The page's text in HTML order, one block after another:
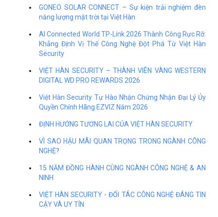
GONEO SOLAR CONNECT – Sự kiện trải nghiệm đèn
năng lượng mặt trời tại Việt Hàn
AI Connected World TP-Link 2026 Thành Công Rực Rỡ:
Khẳng Định Vị Thế Công Nghệ Đột Phá Từ Việt Hàn
Security
VIỆT HÀN SECURITY – THÀNH VIÊN VÀNG WESTERN
DIGITAL WD PRO REWARDS 2026
Việt Hàn Security Tự Hào Nhận Chứng Nhận Đại Lý Ủy
Quyền Chính Hãng EZVIZ Năm 2026
ĐỊNH HƯỚNG TƯƠNG LAI CỦA VIỆT HÀN SECURITY
VÌ SAO HẬU MÃI QUAN TRỌNG TRONG NGÀNH CÔNG
NGHỆ?
15 NĂM ĐỒNG HÀNH CÙNG NGÀNH CÔNG NGHỆ & AN
NINH
VIỆT HÀN SECURITY - ĐỐI TÁC CÔNG NGHỆ ĐÁNG TIN
CẬY VÀ UY TÍN